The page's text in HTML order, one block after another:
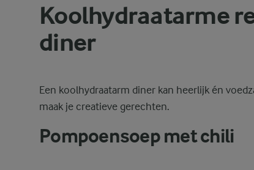
Koolhydraatarme
diner
Een koolhydraatarm diner kan heerlijk én
maak je creatieve gerechten.
Pompoensoep met chili